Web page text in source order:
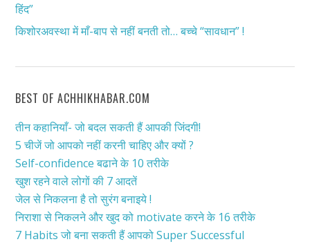
हिंद”
किशोरअवस्था में माँ-बाप से नहीं बनती तो… बच्चे “सावधान” !
BEST OF ACHHIKHABAR.COM
तीन कहानियाँ- जो बदल सकती हैं आपकी जिंदगी!
5 चीजें जो आपको नहीं करनी चाहिए और क्यों ?
Self-confidence बढाने के 10 तरीके
खुश रहने वाले लोगों की 7 आदतें
जेल से निकलना है तो सुरंग बनाइये !
निराशा से निकलने और खुद को motivate करने के 16 तरीके
7 Habits जो बना सकती हैं आपको Super Successful